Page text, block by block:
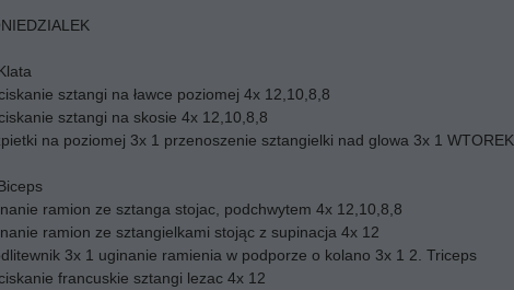
sztangi na ławce poziomej 4x 12,10,8,8
sztangi na skosie 4x 12,10,8,8
na poziomej 3x 1 przenoszenie sztangielki nad glowa 3x 1 WTOREK
ramion ze sztanga stojac, podchwytem 4x 12,10,8,8
ramion ze sztangielkami stojąc z supinacja 4x 12
3x 1 uginanie ramienia w podporze o kolano 3x 1 2. Triceps
francuskie sztangi lezac 4x 12